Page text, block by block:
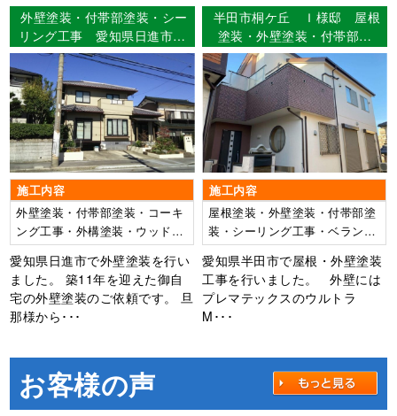
外壁塗装・付帯部塗装・シー
リング工事 愛知県日進市
K様邸
施工内容
外壁塗装・付帯部塗装・コーキ
ング工事・外構塗装・ウッドデ
ッキ塗装
愛知県日進市で外壁塗装を行い
ました。 築11年を迎えた御自
宅の外壁塗装のご依頼です。 旦
那様から･･･
半田市桐ケ丘 Ｉ様邸 屋根
塗装・外壁塗装・付帯部塗
装・シーリング工事・ベラン
ダ防水工事 【使用塗料】屋
根：ウルトラMUKI 外壁：
ウルトラMUKI
施工内容
屋根塗装・外壁塗装・付帯部塗
装・シーリング工事・ベランダ
防水工事
愛知県半田市で屋根・外壁塗装
工事を行いました。 外壁には
プレマテックスのウルトラ
M･･･
お客様の声